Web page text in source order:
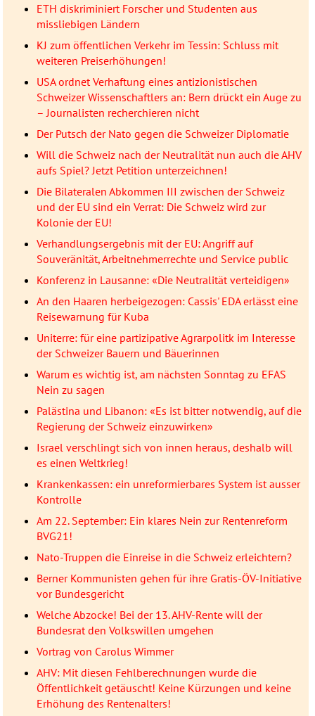
ETH diskriminiert Forscher und Studenten aus
missliebigen Ländern
KJ zum öffentlichen Verkehr im Tessin: Schluss mit
weiteren Preiserhöhungen!
USA ordnet Verhaftung eines antizionistischen
Schweizer Wissenschaftlers an: Bern drückt ein Auge zu
– Journalisten recherchieren nicht
Der Putsch der Nato gegen die Schweizer Diplomatie
Will die Schweiz nach der Neutralität nun auch die AHV
aufs Spiel? Jetzt Petition unterzeichnen!
Die Bilateralen Abkommen III zwischen der Schweiz
und der EU sind ein Verrat: Die Schweiz wird zur
Kolonie der EU!
Verhandlungsergebnis mit der EU: Angriff auf
Souveränität, Arbeitnehmerrechte und Service public
Konferenz in Lausanne: «Die Neutralität verteidigen»
An den Haaren herbeigezogen: Cassis' EDA erlässt eine
Reisewarnung für Kuba
Uniterre: für eine partizipative Agrarpolitk im Interesse
der Schweizer Bauern und Bäuerinnen
Warum es wichtig ist, am nächsten Sonntag zu EFAS
Nein zu sagen
Palästina und Libanon: «Es ist bitter notwendig, auf die
Regierung der Schweiz einzuwirken»
Israel verschlingt sich von innen heraus, deshalb will
es einen Weltkrieg!
Krankenkassen: ein unreformierbares System ist ausser
Kontrolle
Am 22. September: Ein klares Nein zur Rentenreform
BVG21!
Nato-Truppen die Einreise in die Schweiz erleichtern?
Berner Kommunisten gehen für ihre Gratis-ÖV-Initiative
vor Bundesgericht
Welche Abzocke! Bei der 13. AHV-Rente will der
Bundesrat den Volkswillen umgehen
Vortrag von Carolus Wimmer
AHV: Mit diesen Fehlberechnungen wurde die
Öffentlichkeit getäuscht! Keine Kürzungen und keine
Erhöhung des Rentenalters!